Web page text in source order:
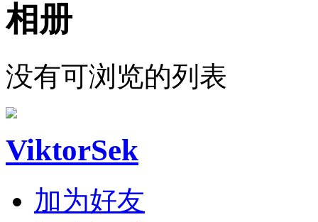
相册
没有可浏览的列表
ViktorSek
加为好友